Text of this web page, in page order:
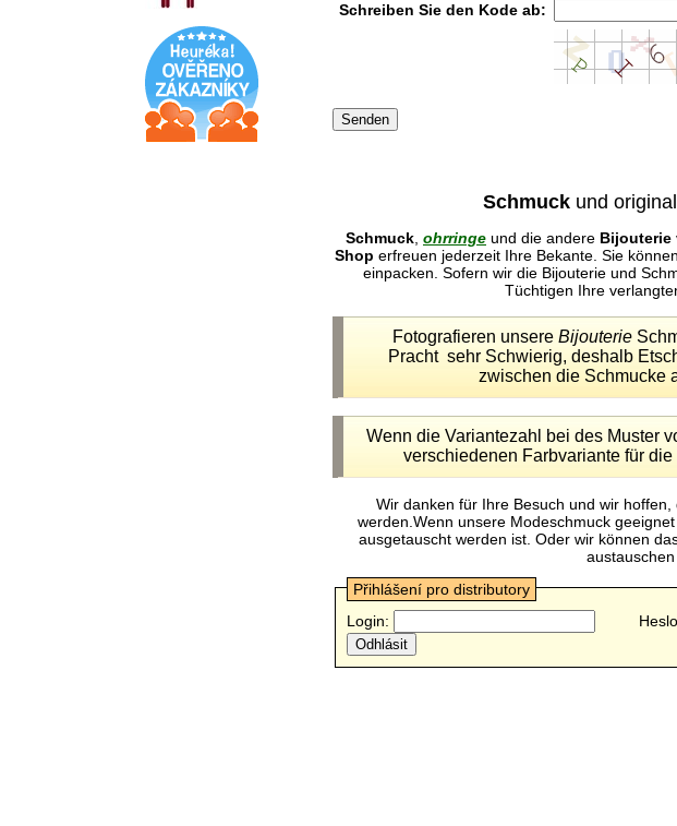
Schreiben Sie den Kode ab:
Schmuck und
Schmuck ohrringe und die andere Bijouterie
Shop erfreuen jederzeit Ihre Bekante. Sie
einpacken. Sofern wir die Bijouterie und
Tüchtigen Ihre
Fotografieren unsere Bijouterie
Pracht sehr Schwierig, deshalb
zwischen die Schmucke
Wenn die Variantezahl bei des Muster
verschiedenen Farbvariante für
Wir danken für Ihre Besuch und wir
werden.Wenn unsere Modeschmuck
ausgetauscht werden ist. Oder wir können
Přihlášení pro distributory
Login: